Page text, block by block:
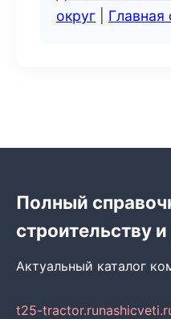
округ
Главная
Полный
строительству
Актуальный каталог
t25-tractor.ru